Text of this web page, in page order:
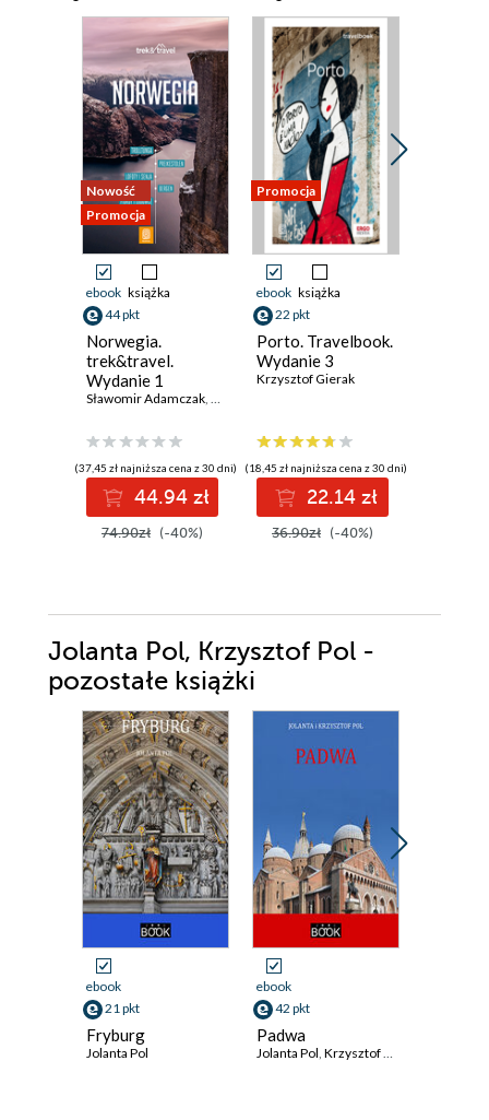
Nowość
Promocja
ebook książka
44 pkt
Norwegia.
trek&travel.
Wydanie 1
Sławomir Adamczak, Olgierd Adamczak
(37,45 zł najniższa cena z 30 dni)
44.94 zł
74.90zł (-40%)
Promocja
ebook książka
22 pkt
Porto. Travelbook.
Wydanie 3
Krzysztof Gierak
(18,45 zł najniższa cena z 30 dni)
22.14 zł
36.90zł (-40%)
Jolanta Pol, Krzysztof Pol -
pozostałe książki
ebook
21 pkt
Fryburg
Jolanta Pol
ebook
42 pkt
Padwa
Jolanta Pol Krzysztof Pol